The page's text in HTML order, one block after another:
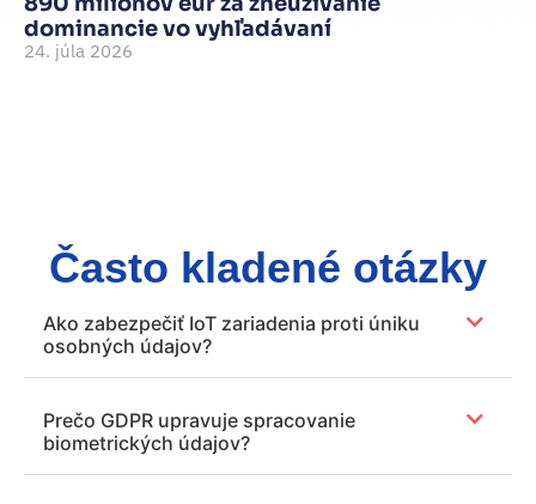
dominancie vo vyhľadávaní
24. júla 2026
Často kladené otázky
Ako zabezpečiť IoT zariadenia proti úniku
osobných údajov?
Prečo GDPR upravuje spracovanie
biometrických údajov?